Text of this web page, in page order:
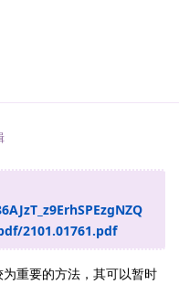
2101.01761.pdf
重要的方法，其可以暂时